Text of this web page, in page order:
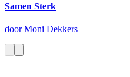
Samen Sterk
door Moni Dekkers